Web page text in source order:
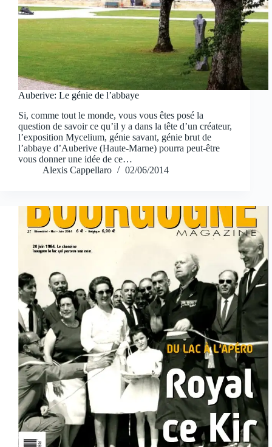
Auberive: Le génie de l’abbaye
Si, comme tout le monde, vous vous êtes posé la
question de savoir ce qu’il y a dans la tête d’un créateur,
l’exposition Mycelium, génie savant, génie brut de
l’abbaye d’Auberive (Haute-Marne) pourra peut-être
vous donner une idée de ce…
Alexis Cappellaro
02/06/2014